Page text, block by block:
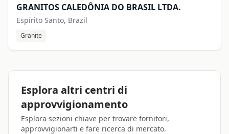
GRANITOS CALEDÔNIA DO BRASIL LTDA.
Espírito Santo, Brazil
Granite
Esplora altri centri di
approvvigionamento
Esplora sezioni chiave per trovare fornitori,
approvvigionarti e fare ricerca di mercato.